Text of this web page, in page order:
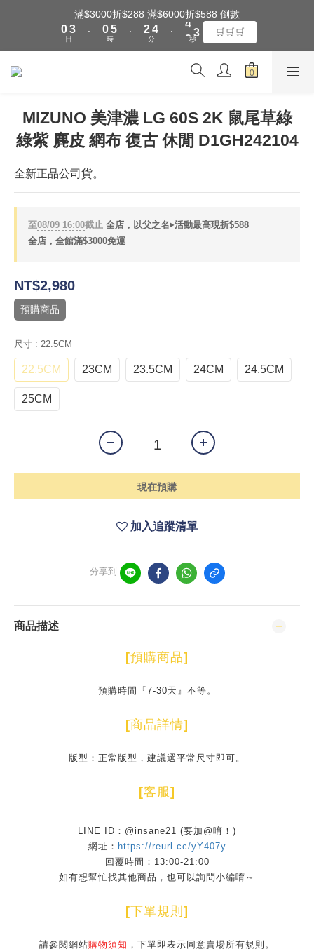
全館滿$3000享『超商』免運費
3
2
1
日
:
05
4
3
時
:
2
1
0
4
3
2
分
:
3
2
1
9
8
7
6
5
2
1
秒
🛒🛒🛒
全館滿$3000享『超商』免運費
MIZUNO 美津濃 LG 60S 2K 鼠尾草綠
綠紫 麂皮 網布 復古 休閒 D1GH242104
全新正品公司貨。
至08/09 16:00截止 全店，以父之名‣活動最高現折$588
全店，全館滿$3000免運
NT$2,980
預購商品
尺寸 : 22.5CM
22.5CM 23CM 23.5CM 24CM 24.5CM
25CM
現在預購
加入追蹤清單
分享到
商品描述
[預購商品]
預購時間『7-30天』不等。
[商品詳情]
版型：正常版型，建議選平常尺寸即可。
[客服]
LINE ID：@insane21 (要加@唷！)
網址： https://reurl.cc/yY407y
回覆時間：13:00-21:00
如有想幫忙找其他商品，也可以詢問小編唷～
[下單規則 ]
請參閱網站購物須知 ，下單即表示同意賣場所有規則。